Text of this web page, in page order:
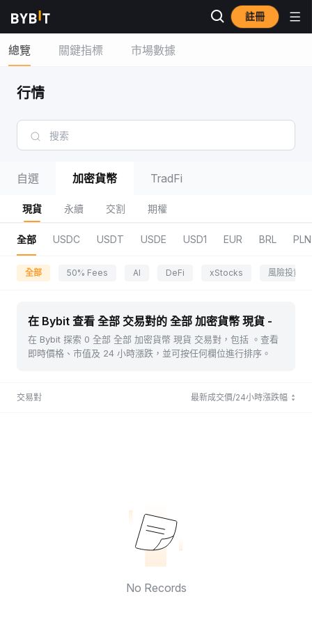
註冊
總覽 關鍵指標 市場數據
行情
自選 加密貨幣 TradFi
現貨 永續 交割 期權
全部 USDC USDT USDE USD1 EUR BRL PLN
全部 50% Fees AI DeFi xStocks 風險投資區
在 Bybit 查看 全部 交易對的 全部 加密貨幣 現貨 -
在 Bybit 探索 0 全部 全部 加密貨幣 現貨 交易對，包括 。查看
即時價格、市值及 24 小時漲跌，並可按任何欄位進行排序。
交易對 最新成交價/24小時漲跌幅
No Records